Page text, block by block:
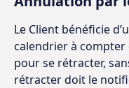
Le Client bénéficie
calendrier à
pour se rétracter,
rétracter doit le